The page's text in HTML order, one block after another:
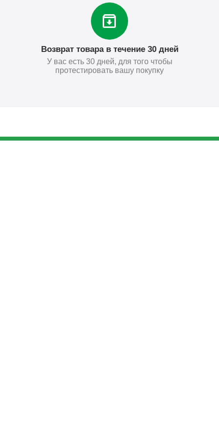
Возврат товара в течение 30 дней
У вас есть 30 дней, для того чтобы
протестировать вашу покупку